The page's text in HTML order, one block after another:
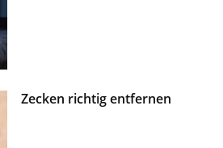
Zecken richtig entfernen